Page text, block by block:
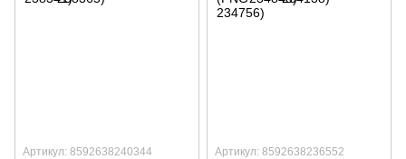
Артикул: 8592638240344 Артикул: 8592638236552